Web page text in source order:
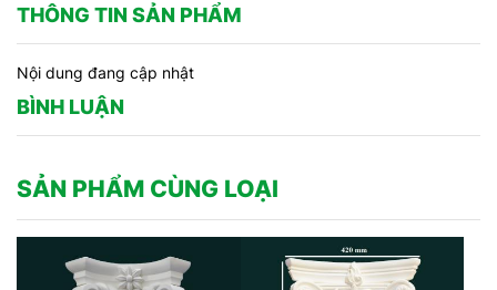
THÔNG TIN SẢN PHẨM
Nội dung đang cập nhật
BÌNH LUẬN
SẢN PHẨM CÙNG LOẠI